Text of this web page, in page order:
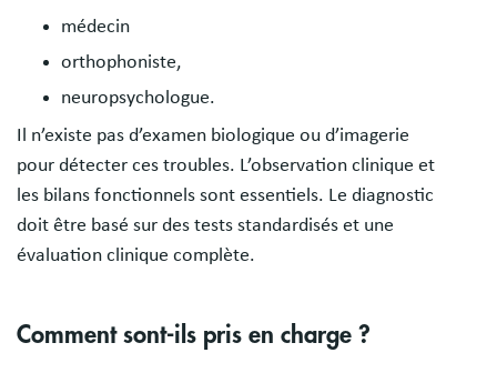
médecin
orthophoniste,
neuropsychologue.
Il n’existe pas d’examen biologique ou d’imagerie
pour détecter ces troubles. L’observation clinique et
les bilans fonctionnels sont essentiels. Le diagnostic
doit être basé sur des tests standardisés et une
évaluation clinique complète.
Comment sont-ils pris en charge ?